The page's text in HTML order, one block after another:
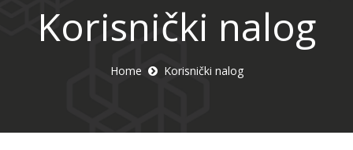
Korisnički nalog
Home Korisnički nalog